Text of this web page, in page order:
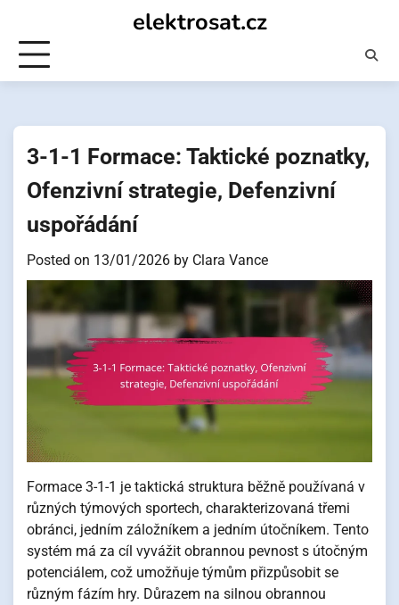
content
elektrosat.cz
3-1-1 Formace: Taktické poznatky,
Ofenzivní strategie, Defenzivní
uspořádání
Posted on 13/01/2026 by Clara Vance
Formace 3-1-1 je taktická struktura běžně používaná v
různých týmových sportech, charakterizovaná třemi
obránci, jedním záložníkem a jedním útočníkem. Tento
systém má za cíl vyvážit obrannou pevnost s útočným
potenciálem, což umožňuje týmům přizpůsobit se
různým fázím hry. Důrazem na silnou obrannou